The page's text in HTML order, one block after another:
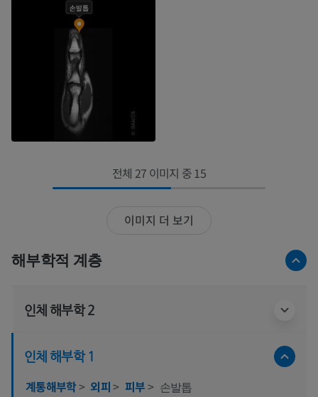
전체 27 이미지 중 15
이미지 더 보기
해부학적 계층
인체 해부학 2
인체 해부학 1
계통해부학> 외피> 피부> 손발톱